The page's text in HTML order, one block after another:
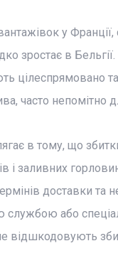
у
зростає в
цілеспрямовано
часто непомітно
в тому, що
і заливних
доставки та
або
відшкодовують